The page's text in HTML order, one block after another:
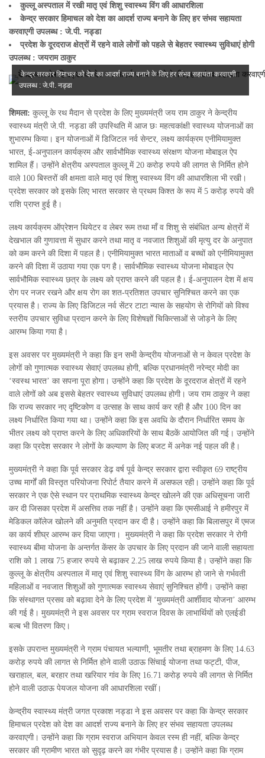
कुल्लू अस्पताल में रखी मातृ एवं शिशु स्वास्थ्य विंग की आधारशिला
केन्द्र सरकार हिमाचल को देश का आदर्श राज्य बनाने के लिए हर संभव सहायता
करवाएगी उपलब्ध : जे.पी. नड्डा
प्रदेश के दूरदराज क्षेत्रों में रहने वाले लोगों को पहले से बेहतर स्वास्थ्य सुविधाएं होगी
उपलब्ध : जयराम ठाकुर
केन्द्र सरकार हिमाचल को देश का आदर्श राज्य बनाने के लिए हर संभव सहायता करवाएगी
उपलब्ध : जे.पी. नड्डा
शिमला: कुल्लू के रथ मैदान से प्रदेश के लिए मुख्यमंत्री जय राम ठाकुर ने केन्द्रीय
स्वास्थ्य मंत्री जे.पी. नड्डा की उपस्थिति में आज छः महत्वकांक्षी स्वास्थ्य योजनाओं का
शुभारम्भ किया। इन योजनाओं में डिजिटल नर्व सेन्टर, लक्ष्य कार्यक्रम एनीमियामुक्त
भारत, ई-अनुपालन कार्यक्रम और सार्वभौमिक स्वास्थ्य संरक्षण योजना मोबाइल ऐप
शामिल हैं। उन्होंने क्षेत्रीय अस्पताल कुल्लू में 20 करोड़ रुपये की लागत से निर्मित होने
वाले 100 बिस्तरों की क्षमता वाले मातृ एवं शिशु स्वास्थ्य विंग की आधारशिला भी रखी।
प्रदेश सरकार को इसके लिए भारत सरकार से प्रथम किश्त के रूप में 5 करोड़ रुपये की
राशि प्राप्त हुई है।
लक्ष्य कार्यक्रम ऑप्रेशन थियेटर व लेबर रूम तथा मॉं व शिशु से संबंधित अन्य क्षेत्रों में
देखभाल की गुणावत्ता में सुधार करने तथा मातृ व नवजात शिशुओं की मृत्यु दर के अनुपात
को कम करने की दिशा में पहल है। एनीमियामुक्त भारत माताओं व बच्चों को एनीमियामुक्त
करने की दिशा में उठाया गया एक पग है। सार्वभौमिक स्वास्थ्य योजना मोबाइल ऐप
सार्वभौमिक स्वास्थ्य छत्र के लक्ष्य को प्राप्त करने की पहल है। ई-अनुपालन देश में क्षय
रोग पर नजर रखने और क्षय रोग का शत-प्रतिशत उपचार सुनिश्चित करने का एक
प्रयास है। राज्य के लिए डिजिटल नर्व सेंटर टाटा न्यास के सहयोग से रोगियों को विश्व
स्तरीय उपचार सुविधा प्रदान करने के लिए विशेषज्ञों चिकित्साओं से जोड़ने के लिए
आरम्भ किया गया है।
इस अवसर पर मुख्यमंत्री ने कहा कि इन सभी केन्द्रीय योजनाओं से न केवल प्रदेश के
लोगों को गुणात्मक स्वास्थ्य सेवाएं उपलब्ध होगी, बल्कि प्रधानमंत्री नरेन्द्र मोदी का
‘स्वस्थ भारत’ का सपना पूरा होगा। उन्होंने कहा कि प्रदेश के दूरदराज क्षेत्रों में रहने
वाले लोगों को अब इससे बेहतर स्वास्थ्य सुविधाएं उपलब्ध होगी। जय राम ठाकुर ने कहा
कि राज्य सरकार नए दृष्टिकोण व उत्साह के साथ कार्य कर रही है और 100 दिन का
लक्ष्य निर्धारित किया गया था। उन्होंने कहा कि इस अवधि के दौरान निर्धारित समय के
भीतर लक्ष्य को प्राप्त करने के लिए अधिकारियों के साथ बैठकें आयोजित की गई। उन्होंने
कहा कि प्रदेश सरकार ने लोगों के कल्याण के लिए बजट में अनेक नई पहल की है।
मुख्यमंत्री ने कहा कि पूर्व सरकार डेढ़ वर्ष पूर्व केन्द्र सरकार द्वारा स्वीकृत 69 राष्ट्रीय
उच्च मार्गों की विस्तृत परियोजना रिपोर्ट तैयार करने में असफल रही। उन्होंने कहा कि पूर्व
सरकार ने एक ऐसे स्थान पर प्राथमिक स्वास्थ्य केन्द्र खोलने की एक अधिसूचना जारी
कर दी जिसका प्रदेश में असत्तिव तक नहीं है। उन्होंने कहा कि एमसीआई ने हमीरपुर में
मेडिकल कॉलेज खोलने की अनुमति प्रदान कर दी है। उन्होंने कहा कि बिलासपुर में एमज
का कार्य शीघ्र आरम्भ कर दिया जाएगा। मुख्यमंत्री ने कहा कि प्रदेश सरकार ने रोगी
स्वास्थ्य बीमा योजना के अन्तर्गत केंसर के उपचार के लिए प्रदान की जाने वाली सहायता
राशि को 1 लाख 75 हजार रुपये से बढ़ाकर 2.25 लाख रुपये किया है। उन्होंने कहा कि
कुल्लू के क्षेत्रीय अस्पताल में मातृ एवं शिशु स्वास्थ्य विंग के आरम्भ हो जाने से गर्भवती
महिलाओं व नवजात शिशुओं को गुणात्मक स्वास्थ्य सेवाएं सुनिश्चित होंगी। उन्होंने कहा
कि संस्थागत प्रसव को बढ़ावा देने के लिए प्रदेश में ‘मुख्यमंत्री आर्शीवाद योजना’ आरम्भ
की गई है। मुख्यमंत्री ने इस अवसर पर ग्राम स्वराज दिवस के लाभार्थियों को एलईडी
बल्ब भी वितरण किए।
इसके उपरान्त मुख्यमंत्री ने ग्राम पंचायत भल्याणी, भूमतीर तथा ब्राहमण के लिए 14.63
करोड़ रुपये की लागत से निर्मित होने वाली उठाऊ सिंचाई योजना तथा फट्टी, पीज,
खराहाल, बल, बरहार तथा खरियार गांव के लिए 16.71 करोड़ रुपये की लागत से निर्मित
होने वाली उठाऊ पेयजल योजना की आधारशिला रखीं।
केन्द्रीय स्वास्थ्य मंत्री जगत प्रकाश नड्डा ने इस अवसर पर कहा कि केन्द्र सरकार
हिमाचल प्रदेश को देश का आदर्श राज्य बनाने के लिए हर संभव सहायता उपलब्ध
करवाएगी। उन्होंने कहा कि ग्राम स्वराज अभियान केवल रस्म ही नहीं, बल्कि केन्द्र
सरकार की ग्रामीण भारत को सुदृढ़ करने का गंभीर प्रयास है। उन्होंने कहा कि ग्राम